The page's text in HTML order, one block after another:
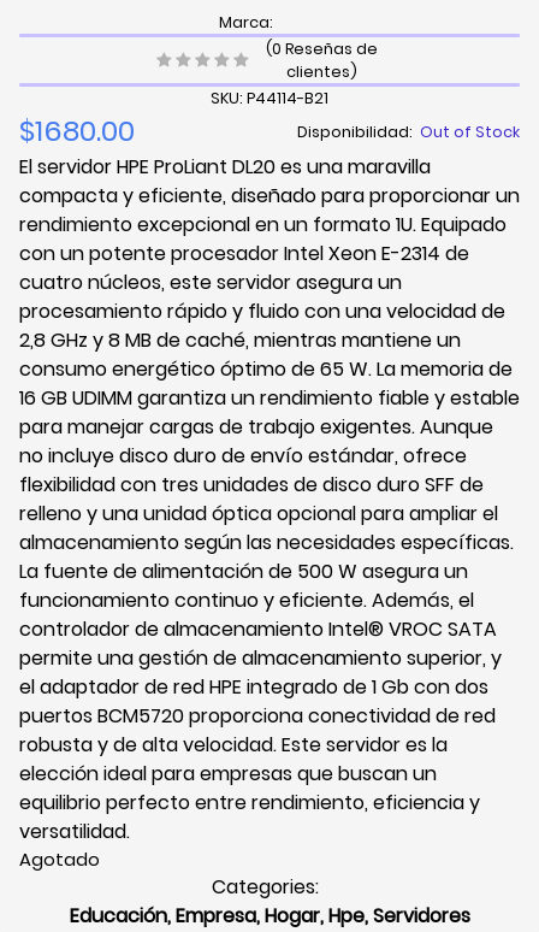
Marca:
(0 Reseñas de
clientes)
SKU: P44114-B21
$1680.00 Disponibilidad: Out of Stock
El servidor HPE ProLiant DL20 es una maravilla
compacta y eficiente, diseñado para proporcionar un
rendimiento excepcional en un formato 1U. Equipado
con un potente procesador Intel Xeon E-2314 de
cuatro núcleos, este servidor asegura un
procesamiento rápido y fluido con una velocidad de
2,8 GHz y 8 MB de caché, mientras mantiene un
consumo energético óptimo de 65 W. La memoria de
16 GB UDIMM garantiza un rendimiento fiable y estable
para manejar cargas de trabajo exigentes. Aunque
no incluye disco duro de envío estándar, ofrece
flexibilidad con tres unidades de disco duro SFF de
relleno y una unidad óptica opcional para ampliar el
almacenamiento según las necesidades específicas.
La fuente de alimentación de 500 W asegura un
funcionamiento continuo y eficiente. Además, el
controlador de almacenamiento Intel® VROC SATA
permite una gestión de almacenamiento superior, y
el adaptador de red HPE integrado de 1 Gb con dos
puertos BCM5720 proporciona conectividad de red
robusta y de alta velocidad. Este servidor es la
elección ideal para empresas que buscan un
equilibrio perfecto entre rendimiento, eficiencia y
versatilidad.
Agotado
Categories:
Educación,Empresa,Hogar,Hpe,Servidores